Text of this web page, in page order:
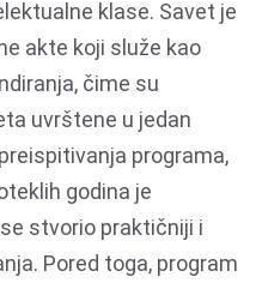
klase. Savet je
akte koji služe kao
čime su
uvrštene u jedan
programa,
godina je
stvorio praktičniji i
Pored toga, program